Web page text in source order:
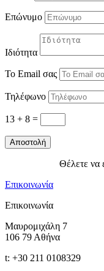
Επώνυμο
Ιδιότητα
Το Email σας
Τηλέφωνο
13 + 8 =
Αποστολή
Θέλετε να
Επικοινωνία
Επικοινωνία
Μαυρομιχάλη 7
106 79 Αθήνα
t: +30 211 0108329